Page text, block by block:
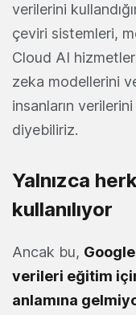
verilerini
çeviri sistemleri,
Cloud AI
zeka modellerini
insanların
diyebiliriz.
Yalnızca
kullanılıyor
Ancak bu,
verileri eğitim
anlamına